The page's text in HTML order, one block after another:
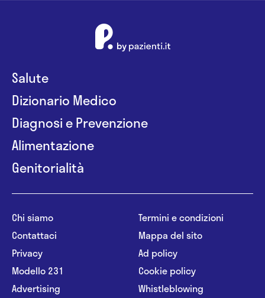
Salute
Dizionario Medico
Diagnosi e Prevenzione
Alimentazione
Genitorialità
Chi siamo
Contattaci
Privacy
Modello 231
Advertising
Termini e condizioni
Mappa del sito
Ad policy
Cookie policy
Whistleblowing